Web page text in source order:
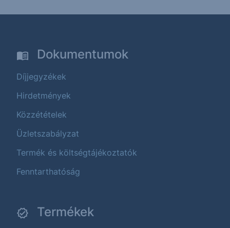
Dokumentumok
Díjjegyzékek
Hirdetmények
Közzétételek
Üzletszabályzat
Termék és költségtájékoztatók
Fenntarthatóság
Termékek